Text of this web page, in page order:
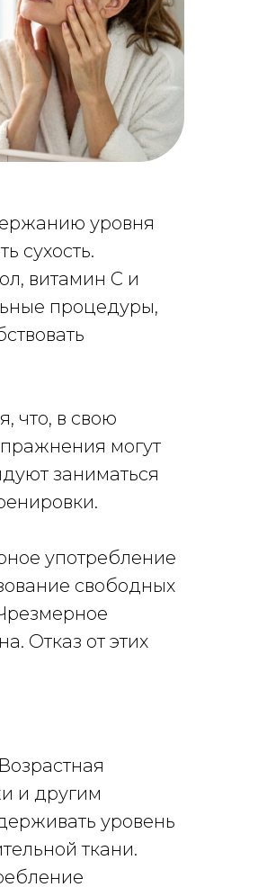
уровня
сухость.
витамин С и
процедуры,
что, в свою
могут
заниматься
употребление
свободных
Отказ от этих
и другим
уровень
ткани.